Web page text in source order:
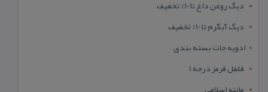
دیگ روغن داغ تا 10% تخفیف
دیگ آبگرم تا 10% تخفیف
ادویه جات بسته بندی
فلفل قرمز درجه 1